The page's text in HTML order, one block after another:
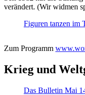
verändert. (Wir widmen
Figuren tanzen im
Zum Programm
Krieg und
Das Bulletin Mai